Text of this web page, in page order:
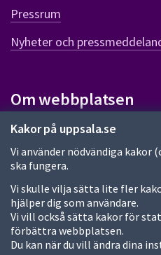
Kakor på uppsala.se
Vi använder nödvändiga
ska fungera.
Vi skulle vilja sätta lite fler
hjälper dig som användare.
Vi vill också sätta kakor för
förbättra webbplatsen.
Du kan när du vill ändra dina
e
n
n
i
d
a
Pressrum
Nyheter och
Om webbplatsen
Om webbplatsen
Allmänna handlingar och
Behandling av
Kakor
Språk (other languages)